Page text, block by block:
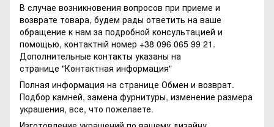
В случае возникновения вопросов при приеме и
возврате товара, будем рады ответить на ваше
обращение к нам за подробной консультацией и
помощью, контактній номер +38 096 065 99 21.
Дополнительные контакты указаны на
странице "Контактная информация"
Полная информация на странице Обмен и возврат.
Подбор камней, замена фурнитуры, изменение размера
украшения, все, что пожелаете.